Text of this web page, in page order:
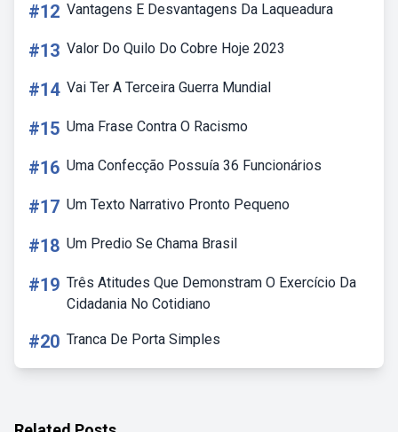
#12 Vantagens E Desvantagens Da Laqueadura
#13 Valor Do Quilo Do Cobre Hoje 2023
#14 Vai Ter A Terceira Guerra Mundial
#15 Uma Frase Contra O Racismo
#16 Uma Confecção Possuía 36 Funcionários
#17 Um Texto Narrativo Pronto Pequeno
#18 Um Predio Se Chama Brasil
#19 Três Atitudes Que Demonstram O Exercício Da
Cidadania No Cotidiano
#20 Tranca De Porta Simples